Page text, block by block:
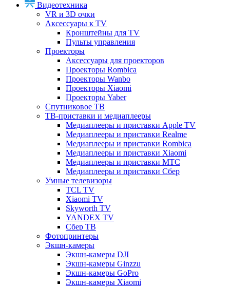
Видеотехника
VR и 3D очки
Аксессуары к TV
Кронштейны для TV
Пульты управления
Проекторы
Аксессуары для проекторов
Проекторы Rombica
Проекторы Wanbo
Проекторы Xiaomi
Проекторы Yaber
Спутниковое ТВ
ТВ-приставки и медиаплееры
Медиаплееры и приставки Apple TV
Медиаплееры и приставки Realme
Медиаплееры и приставки Rombica
Медиаплееры и приставки Xiaomi
Медиаплееры и приставки МТС
Медиаплееры и приставки Сбер
Умные телевизоры
TCL TV
Xiaomi TV
Skyworth TV
YANDEX TV
Сбер ТВ
Фотопринтеры
Экшн-камеры
Экшн-камеры DJI
Экшн-камеры Ginzzu
Экшн-камеры GoPro
Экшн-камеры Xiaomi